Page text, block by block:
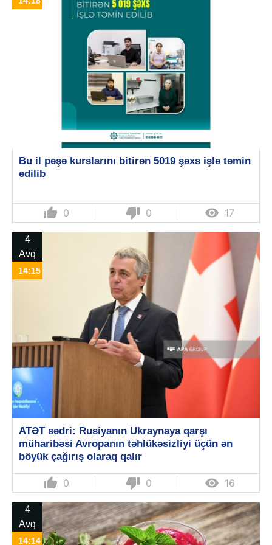
Bu il peşə kurslarını bitirən 5019 şəxs işlə təmin
edilib
thumb_up 0 thumb_down 0  17
4
Avq
14:15
ATƏT sədri: Rusiyanın Ukraynaya qarşı
müharibəsi Avropanın təhlükəsizliyi üçün ən
böyük çağırış olaraq qalır
thumb_up 0 thumb_down 0  16
4
Avq
14:14